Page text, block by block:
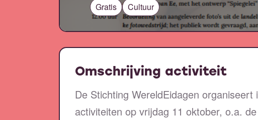
Gratis Cultuur
Omschrijving activiteit
De Stichting WereldEidagen organiseert
activiteiten op vrijdag 11 oktober, o.a.